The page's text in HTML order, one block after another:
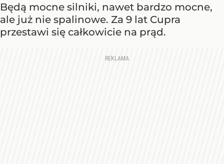
Będą mocne silniki, nawet bardzo mocne,
ale już nie spalinowe. Za 9 lat Cupra
przestawi się całkowicie na prąd.